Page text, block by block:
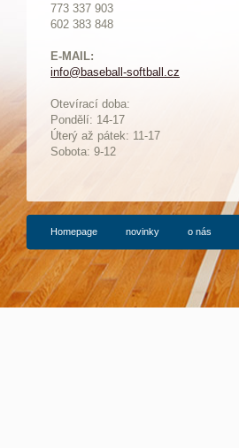
773 337 903
602 383 848
E-MAIL:
info@baseball-softball.cz
Otevírací doba:
Pondělí: 14-17
Úterý až pátek: 11-17
Sobota: 9-12
Homepage novinky o nás